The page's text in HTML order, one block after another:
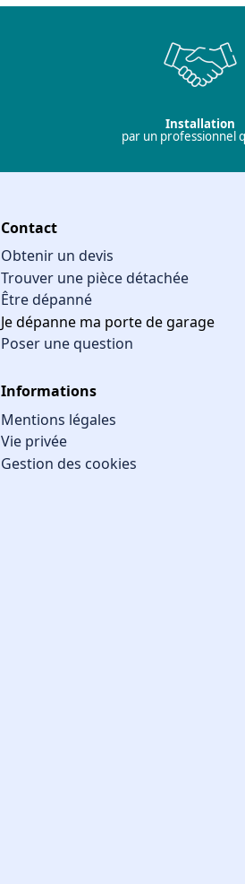
Installation
par un professionnel
Contact
Obtenir un devis
Trouver une pièce détachée
Être dépanné
Je dépanne ma porte de garage
Poser une question
Informations
Mentions légales
Vie privée
Gestion des cookies